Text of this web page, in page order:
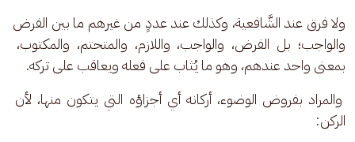
ولا فرق عند الشَّافعية، وكذلك عند عددٍ من غيرهم ما بين الفرض
والواجب؛ بل الفرض، والواجب، واللازم، والمتحتم، والمكتوب،
بمعنى واحد عندهم، وهو ما يُثاب على فعله ويعاقب على تركه.
والمراد بفروض الوضوء، أركانه أي أجزاؤه التي يتكون منها، لأن
الركن: